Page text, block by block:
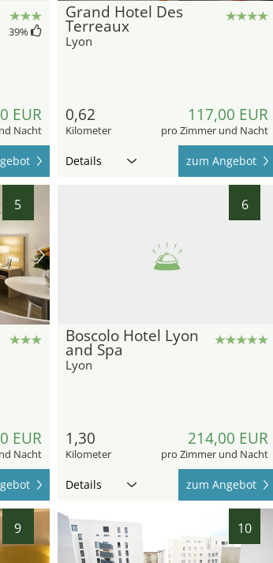
39%
EUR
Nacht
Grand Hotel Des
Terreaux
Lyon
0,62
Kilometer
117,00 EUR
pro Zimmer und Nacht
Details zum Angebot
5
EUR
Nacht
6
Boscolo Hotel Lyon
and Spa
Lyon
1,30
Kilometer
214,00 EUR
pro Zimmer und Nacht
Details zum Angebot
9 10